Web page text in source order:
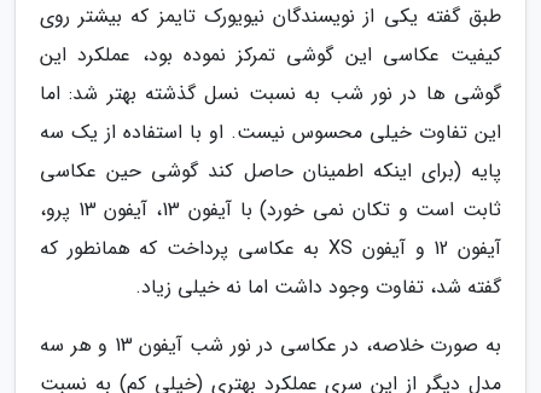
طبق گفته یکی از نویسندگان نیویورک تایمز که بیشتر روی
کیفیت عکاسی این گوشی تمرکز نموده بود، عملکرد این
گوشی ها در نور شب به نسبت نسل گذشته بهتر شد: اما
این تفاوت خیلی محسوس نیست. او با استفاده از یک سه
پایه (برای اینکه اطمینان حاصل کند گوشی حین عکاسی
ثابت است و تکان نمی خورد) با آیفون 13، آیفون 13 پرو،
آیفون 12 و آیفون XS به عکاسی پرداخت که همانطور که
گفته شد، تفاوت وجود داشت اما نه خیلی زیاد.
به صورت خلاصه، در عکاسی در نور شب آیفون 13 و هر سه
مدل دیگر از این سری عملکرد بهتری (خیلی کم) به نسبت